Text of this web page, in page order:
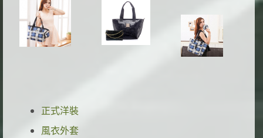
正式洋裝
風衣外套